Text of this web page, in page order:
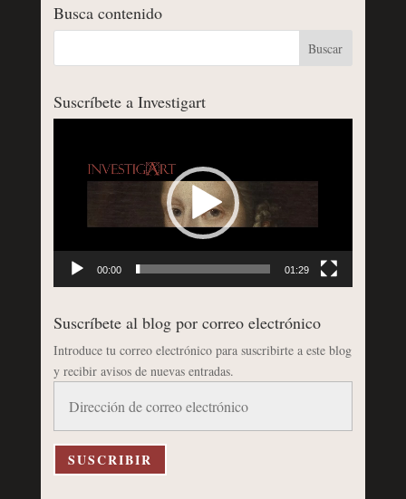
Busca contenido
Suscríbete a Investigart
00:00 01:29
Suscríbete al blog por correo electrónico
Introduce tu correo electrónico para suscribirte a este blog
y recibir avisos de nuevas entradas.
correo
electrónico
SUSCRIBIR